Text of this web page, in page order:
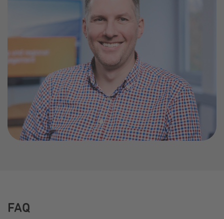
„In der Projektentwicklung arbeite ich an Themen, die
für ein Stadtwerk nicht alltäglich sind. Mein Fokus liegt
nämlich auf der Erkundung geothermischer
Potenziale und deren Integration als Teil der
Entwicklung unserer Wärmenetze. Dabei geht es nicht
nur um Projekte, sondern darum, die Energiezukunft
unserer Region aktiv mitzugestalten. Ich schätze den
großen Gestaltungsspielraum und
das entgegengebrachte Vertrauen sowie die
Möglichkeit Verantwortung, zu übernehmen.
Gleichzeitig kann ich mich jederzeit auf
meine Kolleg:innen verlassen. Diese Kombination
macht die Arbeit für mich besonders.“
FAQ